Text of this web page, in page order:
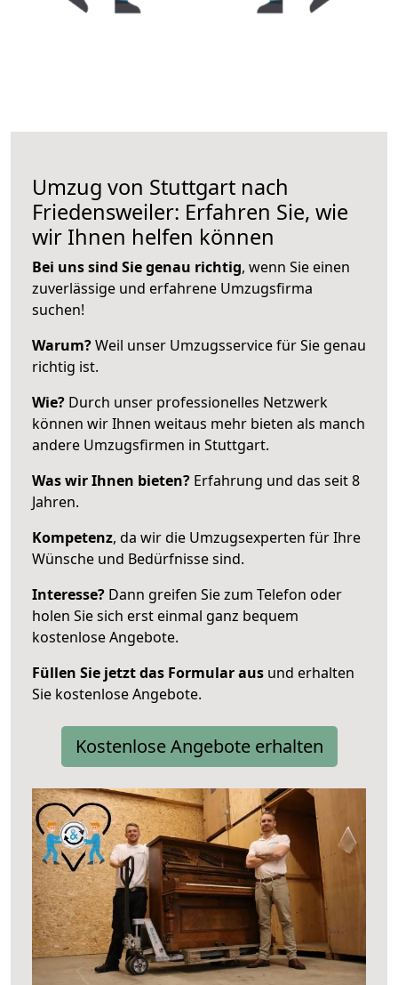
Umzug von Stuttgart nach
Friedensweiler: Erfahren Sie, wie
wir Ihnen helfen können
Bei uns sind Sie genau richtig, wenn Sie einen
zuverlässige und erfahrene Umzugsfirma
suchen!
Warum?Weil unser Umzugsservice für Sie genau
richtig ist.
Wie? Durch unser professionelles Netzwerk
können wir Ihnen weitaus mehr bieten als manch
andere Umzugsfirmen in Stuttgart.
Was wir Ihnen bieten? Erfahrung und das seit 8
Jahren.
Kompetenz, da wir die Umzugsexperten für Ihre
Wünsche und Bedürfnisse sind.
Interesse? Dann greifen Sie zum Telefon oder
holen Sie sich erst einmal ganz bequem
kostenlose Angebote.
Füllen Sie jetzt das Formular aus und erhalten
Sie kostenlose Angebote.
Kostenlose Angebote erhalten